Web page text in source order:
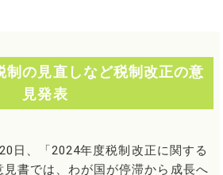
制の見直しなど税制改正の意
見発表
日、「2024年度税制改正に関する
書では、わが国が停滞から成長へ